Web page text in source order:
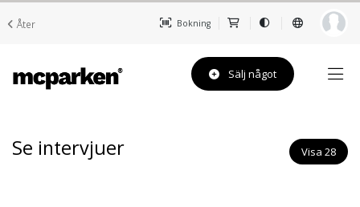
Åter Bokning
Sälj något
Se intervjuer Visa 28